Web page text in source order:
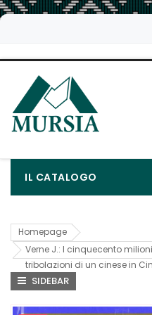
IL CATALOGO
Homepage
Verne J.: I cinquecento
tribolazioni di un cinese in
SIDEBAR